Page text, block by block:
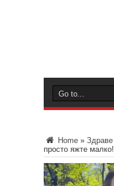
Home » Здраве
просто яжте малко!